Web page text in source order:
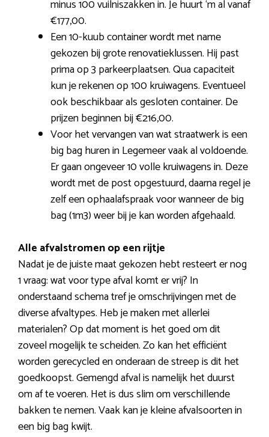
minus 100 vuilniszakken in. Je huurt ‘m al vanaf
€177,00.
Een 10-kuub container wordt met name
gekozen bij grote renovatieklussen. Hij past
prima op 3 parkeerplaatsen. Qua capaciteit
kun je rekenen op 100 kruiwagens. Eventueel
ook beschikbaar als gesloten container. De
prijzen beginnen bij €216,00.
Voor het vervangen van wat straatwerk is een
big bag huren in Legemeer vaak al voldoende.
Er gaan ongeveer 10 volle kruiwagens in. Deze
wordt met de post opgestuurd, daarna regel je
zelf een ophaalafspraak voor wanneer de big
bag (1m3) weer bij je kan worden afgehaald.
Alle afvalstromen op een rijtje
Nadat je de juiste maat gekozen hebt resteert er nog
1 vraag: wat voor type afval komt er vrij? In
onderstaand schema tref je omschrijvingen met de
diverse afvaltypes. Heb je maken met allerlei
materialen? Op dat moment is het goed om dit
zoveel mogelijk te scheiden. Zo kan het efficiënt
worden gerecycled en onderaan de streep is dit het
goedkoopst. Gemengd afval is namelijk het duurst
om af te voeren. Het is dus slim om verschillende
bakken te nemen. Vaak kan je kleine afvalsoorten in
een big bag kwijt.